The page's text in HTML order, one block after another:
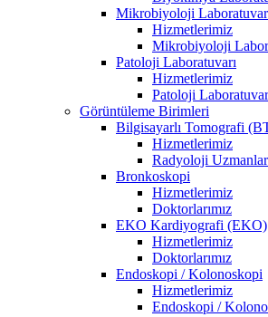
Mikrobiyoloji
Hizmetlerimiz
Mikrobiyoloji
Patoloji Laboratuvarı
Hizmetlerimiz
Patoloji
Görüntüleme Birimleri
Bilgisayarlı Tomografi
Hizmetlerimiz
Radyoloji
Bronkoskopi
Hizmetlerimiz
Doktorlarımız
EKO Kardiyografi (EKO)
Hizmetlerimiz
Doktorlarımız
Endoskopi / Kolonoskopi
Hizmetlerimiz
Endoskopi /